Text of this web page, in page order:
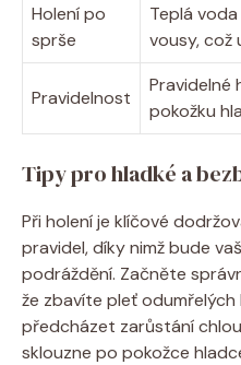
Holení po
sprše
Teplá
vousy, což
Pravidelnost
Pravidelné
pokožku
Tipy pro hladké a
Při holení je klíčové
pravidel, díky nimž bude
podráždění. Začněte
že zbavíte pleť odumřelých
předcházet zarůstání
sklouzne po pokožce